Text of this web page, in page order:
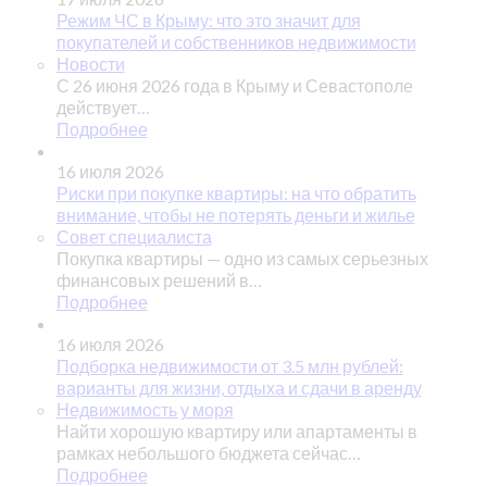
Режим ЧС в Крыму: что это значит для
покупателей и собственников недвижимости
Новости
С 26 июня 2026 года в Крыму и Севастополе
действует…
Подробнее
16 июля 2026
Риски при покупке квартиры: на что обратить
внимание, чтобы не потерять деньги и жилье
Совет специалиста
Покупка квартиры — одно из самых серьезных
финансовых решений в…
Подробнее
16 июля 2026
Подборка недвижимости от 3.5 млн рублей:
варианты для жизни, отдыха и сдачи в аренду
Недвижимость у моря
Найти хорошую квартиру или апартаменты в
рамках небольшого бюджета сейчас…
Подробнее